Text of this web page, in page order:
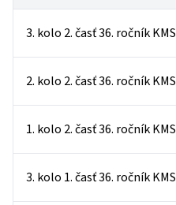
3. kolo 2. časť 36. ročník KMS
2. kolo 2. časť 36. ročník KMS
1. kolo 2. časť 36. ročník KMS
3. kolo 1. časť 36. ročník KMS